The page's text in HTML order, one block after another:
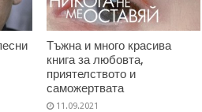
Тъжна и много красива
книга за любовта,
приятелството и
саможертвата
11.09.2021